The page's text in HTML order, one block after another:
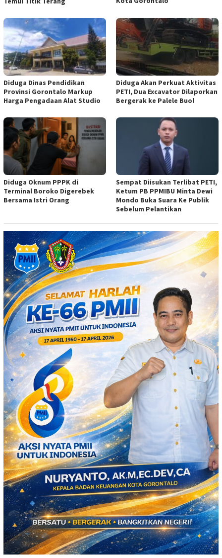
Diduga Dinas Pendidikan
Provinsi Gorontalo Markup
Harga Pengadaan Alat Studio
Diduga Akan Perkuat Aktivitas
PETI, Dua Excavator Dilaporkan
Bergerak ke Palele Buol
Diduga Oknum PPPK di
Terminal Boroko Digerebek
Bersama Istri Orang
Sempat Diisukan Terlibat PETI,
Ketum PB PPMIBU Minta Dewi
Mondo Buka Suara Ke Publik
Sebelum Pelantikan